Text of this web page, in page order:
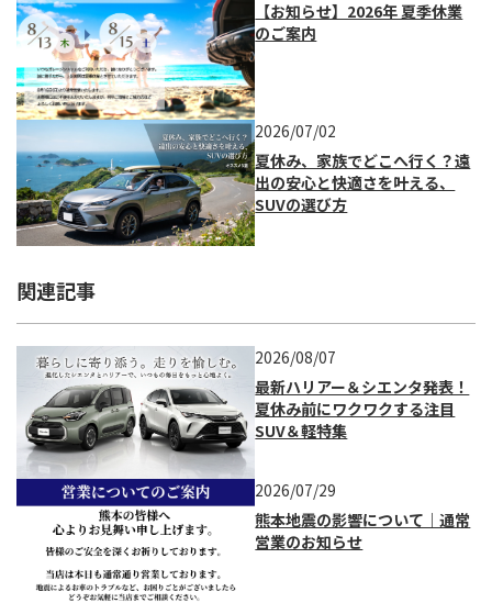
【お知らせ】2026年 夏季休業
のご案内
2026/07/02
夏休み、家族でどこへ行く？遠
出の安心と快適さを叶える、
SUVの選び方
関連記事
2026/08/07
最新ハリアー＆シエンタ発表！
夏休み前にワクワクする注目
SUV＆軽特集
2026/07/29
熊本地震の影響について｜通常
営業のお知らせ